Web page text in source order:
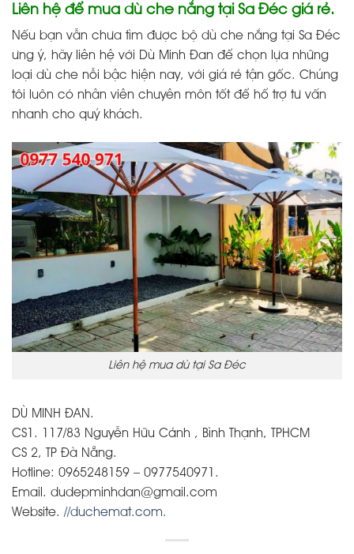
Liên hệ để mua dù che nắng tại Sa Đéc giá rẻ.
Nếu bạn vẫn chưa tìm được bộ dù che nắng tại Sa Đéc
ưng ý, hãy liên hệ với Dù Minh Đan để chọn lựa những
loại dù che nỗi bậc hiện nay, với giá rẻ tận gốc. Chúng
tôi luôn có nhân viên chuyên môn tốt để hổ trợ tư vấn
nhanh cho quý khách.
Liên hệ mua dù tại Sa Đéc
DÙ MINH ĐAN.
CS1. 117/83 Nguyễn Hữu Cảnh , Bình Thạnh, TPHCM
CS 2, TP Đà Nẵng.
Hotline: 0965248159 – 0977540971.
Email. dudepminhdan@gmail.com
Website. //duchemat.com.